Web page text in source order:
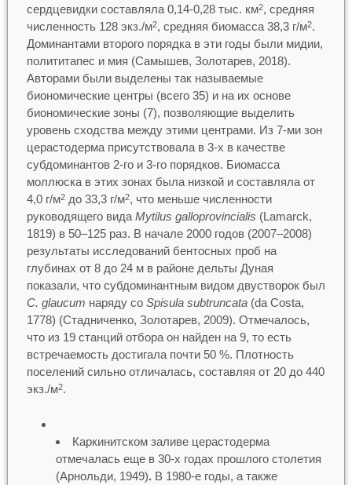
сердцевидки составляла 0,14-0,28 тыс. км2, средняя
численность 128 экз./м2, средняя биомасса 38,3 г/м2.
Доминантами второго порядка в эти годы были мидии,
полититапес и мия (Самышев, Золотарев, 2018).
Авторами были выделены так называемые
биономические центры (всего 35) и на их основе
биономические зоны (7), позволяющие выделить
уровень сходства между этими центрами. Из 7-ми зон
церастодерма присутствовала в 3-х в качестве
субдоминантов 2-го и 3-го порядков. Биомасса
моллюска в этих зонах была низкой и составляла от
4,0 г/м2до 33,3 г/м2, что меньше численности
руководящего вида Mytilus galloрrovincialis (Lamarck,
1819) в 50–125 раз. В начале 2000 годов (2007–2008)
результаты исследований бентосных проб на
глубинах от 8 до 24 м в районе дельты Дуная
показали, что субдоминантным видом двустворок был
C. glaucum наряду сo Spisula subtruncata(da Costa,
1778) (Стадниченко, Золотарев, 2009). Отмечалось,
что из 19 станций отбора он найден на 9, то есть
встречаемость достигала почти 50 %. Плотность
поселений сильно отличалась, составляя от 20 до 440
экз./м2.
Каркинитском заливе церастодерма
отмечалась еще в 30-х годах прошлого столетия
(Арнольди, 1949). В 1980-е годы, а также